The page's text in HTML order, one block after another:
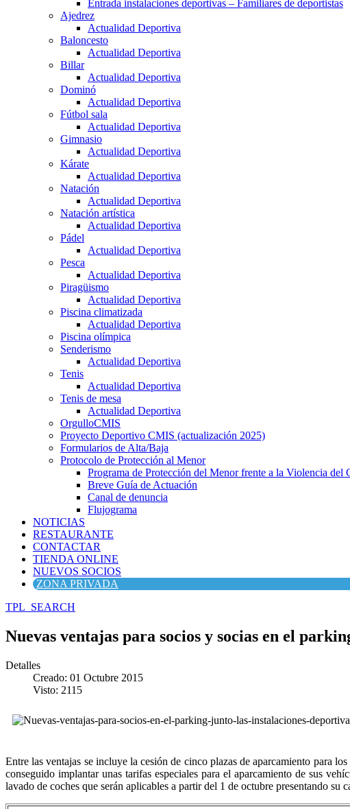
Entrada instalaciones deportivas – Familiares de deportistas
Ajedrez
Actualidad Deportiva
Baloncesto
Actualidad Deportiva
Billar
Actualidad Deportiva
Dominó
Actualidad Deportiva
Fútbol sala
Actualidad Deportiva
Gimnasio
Actualidad Deportiva
Kárate
Actualidad Deportiva
Natación
Actualidad Deportiva
Natación artística
Actualidad Deportiva
Pádel
Actualidad Deportiva
Pesca
Actualidad Deportiva
Piragüismo
Actualidad Deportiva
Piscina climatizada
Actualidad Deportiva
Piscina olímpica
Senderismo
Actualidad Deportiva
Tenis
Actualidad Deportiva
Tenis de mesa
Actualidad Deportiva
OrgulloCMIS
Proyecto Deportivo CMIS (actualización 2025)
Formularios de Alta/Baja
Protocolo de Protección al Menor
Programa de Protección del Menor frente a la Violencia
Breve Guía de Actuación
Canal de denuncia
Flujograma
NOTICIAS
RESTAURANTE
CONTACTAR
TIENDA ONLINE
NUEVOS SOCIOS
ZONA PRIVADA
TPL_SEARCH
Nuevas ventajas para socios y socias en el
Detalles
Creado: 01 Octubre 2015
Visto: 2115
Entre las ventajas se incluye la cesión de cinco plazas de aparcamiento para
conseguido implantar unas tarifas especiales para el aparcamiento de sus
lavado de coches que serán aplicables a partir del 1 de octubre presentando su